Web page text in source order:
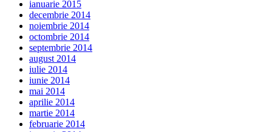
ianuarie 2015
decembrie 2014
noiembrie 2014
octombrie 2014
septembrie 2014
august 2014
iulie 2014
iunie 2014
mai 2014
aprilie 2014
martie 2014
februarie 2014